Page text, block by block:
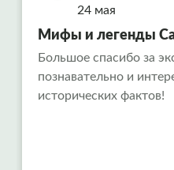
24 мая
Мифы и легенды
Большое спасибо за
познавательно и
исторических фактов!